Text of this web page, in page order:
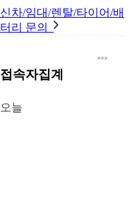
신차/임대/렌탈/타이어/배
터리 문의
접속자집계
오늘